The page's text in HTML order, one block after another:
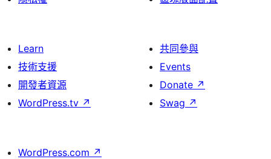
Learn
技術支援
開發者資源
WordPress.tv ↗
共同參與
Events
Donate ↗
Swag ↗
WordPress.com ↗